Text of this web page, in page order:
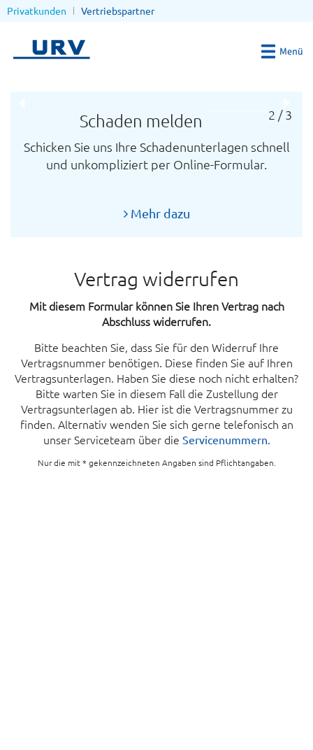
Privatkunden Vertriebspartner
2 / 3
Schaden melden
Schicken Sie uns Ihre Schadenunterlagen schnell
und unkompliziert per Online-Formular.
Mehr dazu
Vertrag widerrufen
Mit diesem Formular können Sie Ihren Vertrag nach
Abschluss widerrufen.
Bitte beachten Sie, dass Sie für den Widerruf Ihre
Vertragsnummer benötigen. Diese finden Sie auf Ihren
Vertragsunterlagen. Haben Sie diese noch nicht erhalten?
Bitte warten Sie in diesem Fall die Zustellung der
Vertragsunterlagen ab. Hier ist die Vertragsnummer zu
finden. Alternativ wenden Sie sich gerne telefonisch an
unser Serviceteam über die Servicenummern.
Nur die mit * gekennzeichneten Angaben sind Pflichtangaben.